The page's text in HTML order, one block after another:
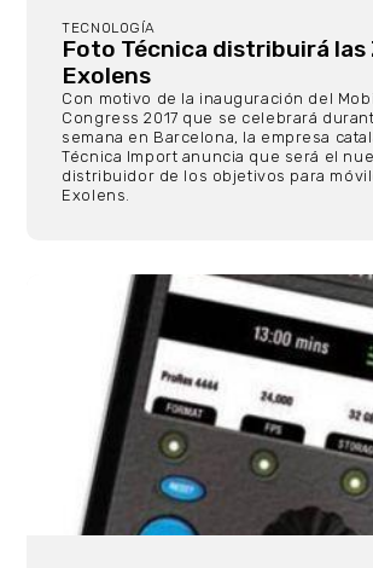
TECNOLOGÍA
Foto Técnica distribuirá las
Exolens
Con motivo de la inauguración del
Congress 2017 que se celebrará
semana en Barcelona, la empresa
Técnica Import anuncia que será el
distribuidor de los objetivos para
Exolens.